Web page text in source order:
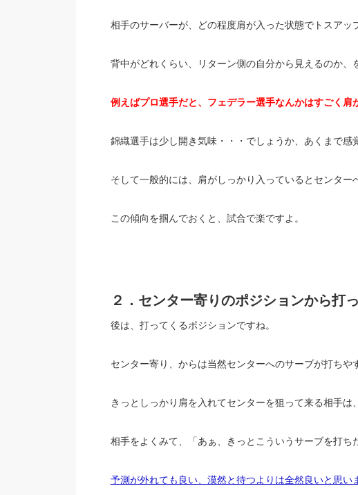
相手のサーバーが、どの程度肩が入った状態でトスアッ
背中がどれくらい、リターン側の自分から見えるのか、
例えばプロ選手だと、フェデラー選手なんかはすごく肩
錦織選手は少し開き気味・・・でしょうか、あくまで感
そして一般的には、肩がしっかり入っているとセンター
この傾向を掴んでおくと、試合で楽ですよ。
２．センター寄りのポジションから打
後は、打ってくるポジションですね。
センター寄り、からは当然センターへのサーブが打ちや
きっとしっかり肩を入れてセンターを狙って来る相手は
相手をよくみて、「あぁ、きっとこういうサーブを打ち
予測が外れても良い、漠然と待つよりは全然良いと思い